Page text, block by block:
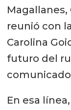
Magallanes,
reunió con
Carolina
futuro del
En esa